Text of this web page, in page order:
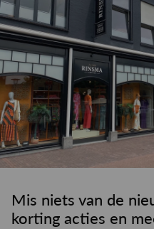
Mis niets van de
korting acties en